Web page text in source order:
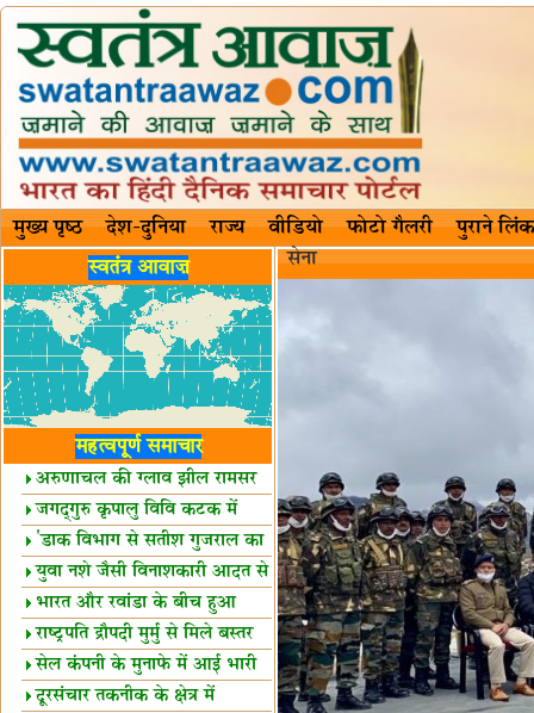
मुख्य पृष्ठ देश-दुनिया राज्य वीडियो फोटो गैलरी पुराने लिंक
स्वतंत्र आवाज़
महत्वपूर्ण समाचार
अरुणाचल की ग्लाव झील रामसर
स्थल घोषित
जगद्गुरु कृपालु विवि कटक में
शैक्षिक सत्र शुरू
'डाक विभाग से सतीश गुजराल का
रिश्ता गहरा'
युवा नशे जैसी विनाशकारी आदत से
दूर रहें-मोदी
भारत और रवांडा के बीच हुआ
व्यापार विस्तार
राष्ट्रपति द्रौपदी मुर्मु से मिले बस्तर
के प्रतिनिधि
सेल कंपनी के मुनाफे में आई भारी
उछाल!
दूरसंचार तकनीक के क्षेत्र में
सेना